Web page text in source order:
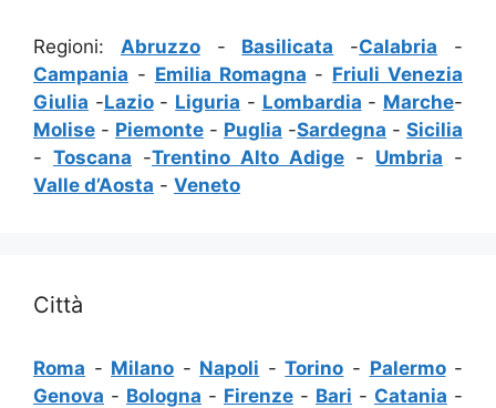
Regioni: Abruzzo- Basilicata -Calabria -
Campania - Emilia Romagna - Friuli Venezia
Giulia -Lazio- Liguria - Lombardia - Marche-
Molise - Piemonte - Puglia -Sardegna - Sicilia
- Toscana -Trentino Alto Adige - Umbria -
Valle d’Aosta - Veneto
Città
Roma - Milano - Napoli -Torino - Palermo-
Genova - Bologna - Firenze - Bari - Catania -